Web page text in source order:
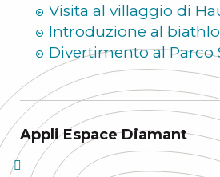
Visita al villaggio di
Introduzione al
Divertimento al Parco
Appli Espace Diamant